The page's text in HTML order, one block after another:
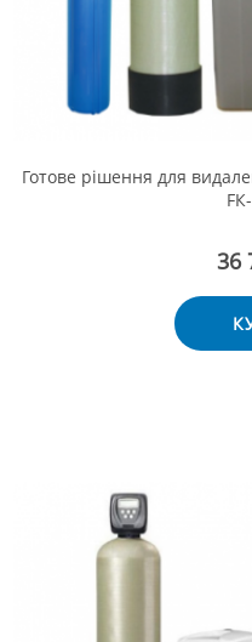
Готове рішення для
36